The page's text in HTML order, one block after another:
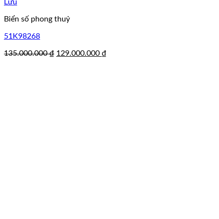
Lưu
Biển số phong thuỷ
51K98268
135.000.000₫ Giá
129.000.000 ₫